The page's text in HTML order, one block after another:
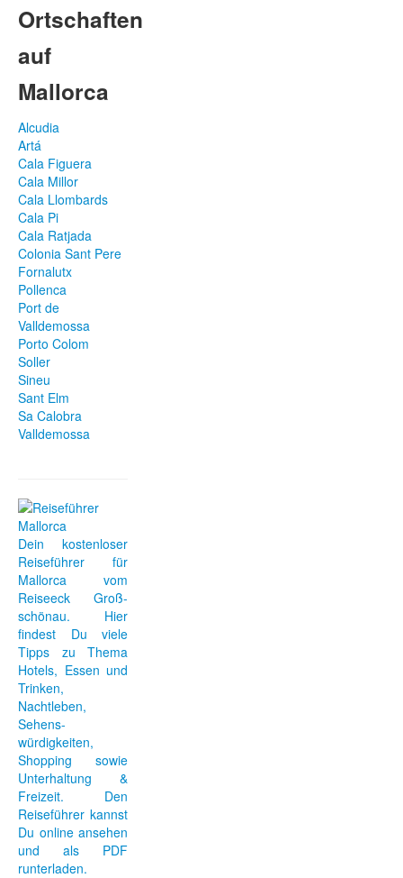
Ortschaften
auf
Mallorca
Alcudia
Artá
Cala Figuera
Cala Millor
Cala Llombards
Cala Pi
Cala Ratjada
Colonia Sant Pere
Fornalutx
Pollenca
Port de
Valldemossa
Porto Colom
Soller
Sineu
Sant Elm
Sa Calobra
Valldemossa
Dein kostenloser
Reiseführer für
Mallorca vom
Reiseeck Groß-
schönau. Hier
findest Du viele
Tipps zu Thema
Hotels, Essen und
Trinken,
Nachtleben,
Sehens-
würdigkeiten,
Shopping sowie
Unterhaltung &
Freizeit. Den
Reiseführer kannst
Du online ansehen
und als PDF
runterladen.